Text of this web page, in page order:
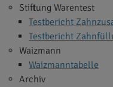
Stiftung Warentest
Testbericht
Testbericht
Waizmann
Waizmanntabelle
Archiv